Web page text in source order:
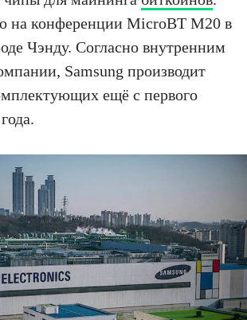
на конференции MicroBT M20 в
Чэнду. Согласно внутренним
Samsung производит
ещё с первого